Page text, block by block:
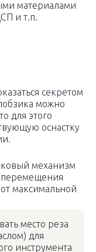
материалами
и т.п.
секретом
можно
для этого
оснастку
механизм
перемещения
максимальной
место реза
для
инструмента